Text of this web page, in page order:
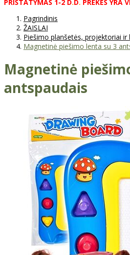
PRISTATYMAS 1-2 D. D. PREKĖS YRA
Pagrindinis
ŽAISLAI
Piešimo planšetės, projektoriai ir
Magnetinė piešimo lenta su 3
Magnetinė
antspaudais